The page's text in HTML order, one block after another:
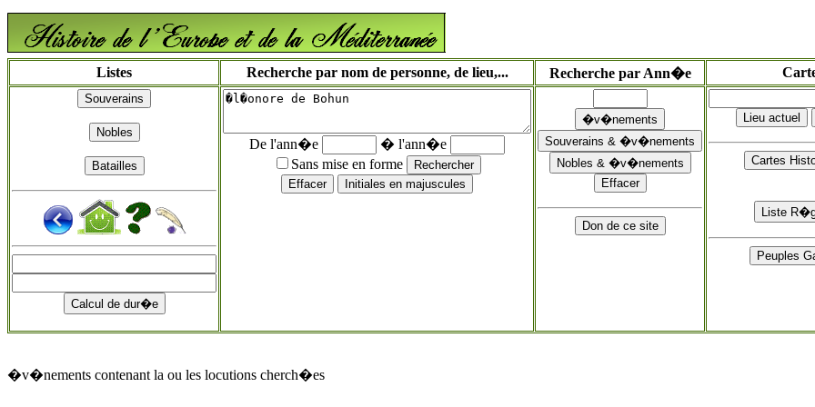
Listes Recherche par nom de personne, de lieu,... Recherche par Ann�e
De l'ann�e
� l'ann�e
Sans mise en forme
�v�nements contenant la ou les locutions cherch�es